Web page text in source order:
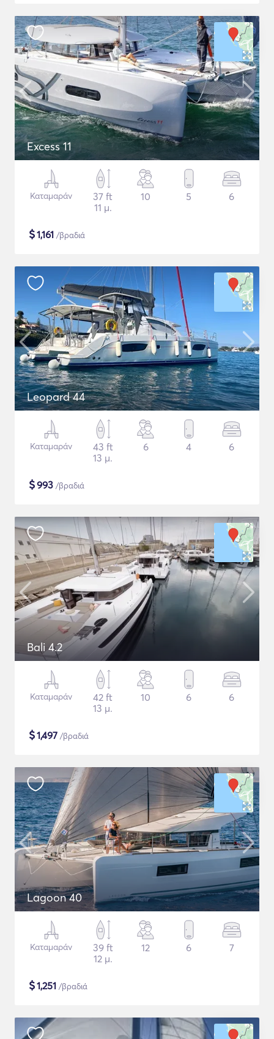
Excess 11
Καταμαράν
37 ft
11 μ.
10 5 6
$1,161 /βραδιά
Leopard 44
Καταμαράν
43 ft
13 μ.
6 4 6
$993 /βραδιά
Bali 4.2
Καταμαράν
42 ft
13 μ.
10 6 6
$1,497 /βραδιά
Lagoon 40
Καταμαράν
39 ft
12 μ.
12 6 7
$1,251 /βραδιά